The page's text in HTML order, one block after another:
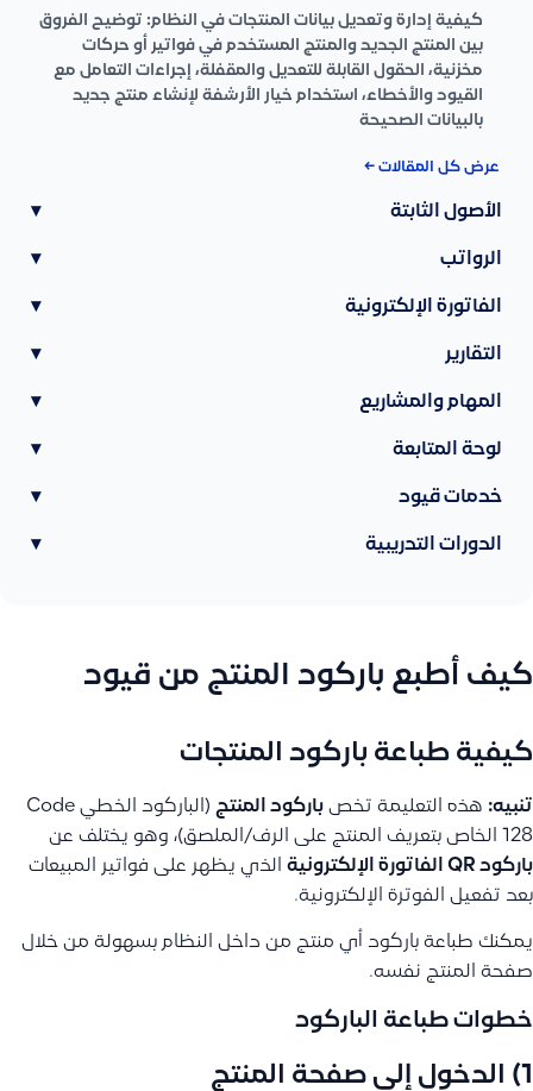
كيفية إدارة وتعديل بيانات المنتجات في النظام: توضيح الفروق
بين المنتج الجديد والمنتج المستخدم في فواتير أو حركات
مخزنية، الحقول القابلة للتعديل والمقفلة، إجراءات التعامل مع
القيود والأخطاء، استخدام خيار الأرشفة لإنشاء منتج جديد
بالبيانات الصحيحة
عرض كل المقالات ←
الأصول الثابتة ▾
الرواتب ▾
الفاتورة الإلكترونية ▾
التقارير ▾
المهام والمشاريع ▾
لوحة المتابعة ▾
خدمات قيود ▾
الدورات التدريبية ▾
كيف أطبع باركود المنتج من قيود
كيفية طباعة باركود المنتجات
تنبيه: هذه التعليمة تخص باركود المنتج
(الباركود الخطي Code
128 الخاص بتعريف المنتج على الرف/الملصق)، وهو يختلف عن
باركود QR الفاتورة الإلكترونية
الذي يظهر على فواتير المبيعات
بعد تفعيل الفوترة الإلكترونية.
يمكنك طباعة باركود أي منتج من داخل النظام بسهولة من خلال
صفحة المنتج نفسه.
خطوات طباعة الباركود
1) الدخول إلى صفحة المنتج